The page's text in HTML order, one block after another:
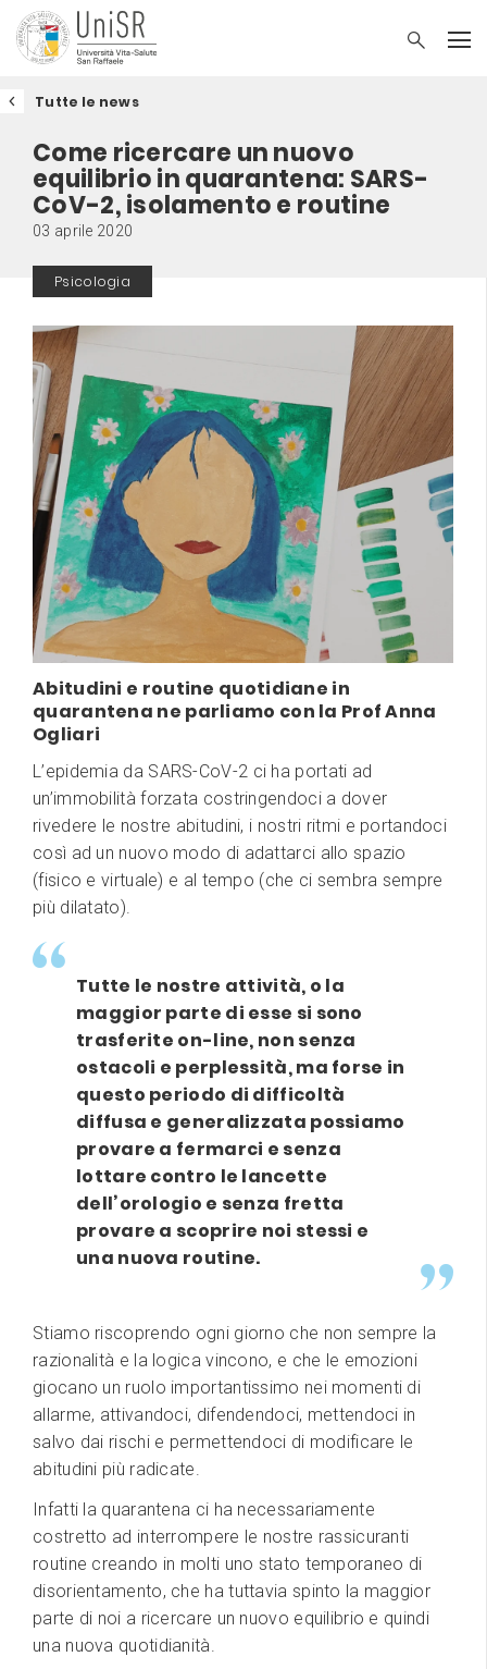
Tutte le news
Come ricercare un nuovo
equilibrio in quarantena: SARS-
CoV-2, isolamento e routine
03 aprile 2020
Psicologia
Abitudini e routine quotidiane in
quarantena ne parliamo con la Prof Anna
Ogliari
L’epidemia da SARS-CoV-2 ci ha portati ad
un’immobilità forzata costringendoci a dover
rivedere le nostre abitudini, i nostri ritmi e portandoci
così ad un nuovo modo di adattarci allo spazio
(fisico e virtuale) e al tempo (che ci sembra sempre
più dilatato).
Tutte le nostre attività, o la
maggior parte di esse si sono
trasferite on-line, non senza
ostacoli e perplessità, ma forse in
questo periodo di difficoltà
diffusa e generalizzata possiamo
provare a fermarci e senza
lottare contro le lancette
dell’orologio e senza fretta
provare a scoprire noi stessi e
una nuova routine.
Stiamo riscoprendo ogni giorno che non sempre la
razionalità e la logica vincono, e che le emozioni
giocano un ruolo importantissimo nei momenti di
allarme, attivandoci, difendendoci, mettendoci in
salvo dai rischi e permettendoci di modificare le
abitudini più radicate.
Infatti la quarantena ci ha necessariamente
costretto ad interrompere le nostre rassicuranti
routine creando in molti uno stato temporaneo di
disorientamento, che ha tuttavia spinto la maggior
parte di noi a ricercare un nuovo equilibrio e quindi
una nuova quotidianità.